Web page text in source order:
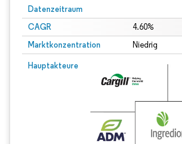
Datenzeitraum
CAGR 4.60%
Marktkonzentration Niedrig
Hauptakteure